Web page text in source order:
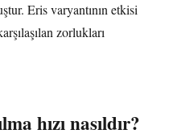
Eris varyantının etkisi
zorlukları
hızı nasıldır?